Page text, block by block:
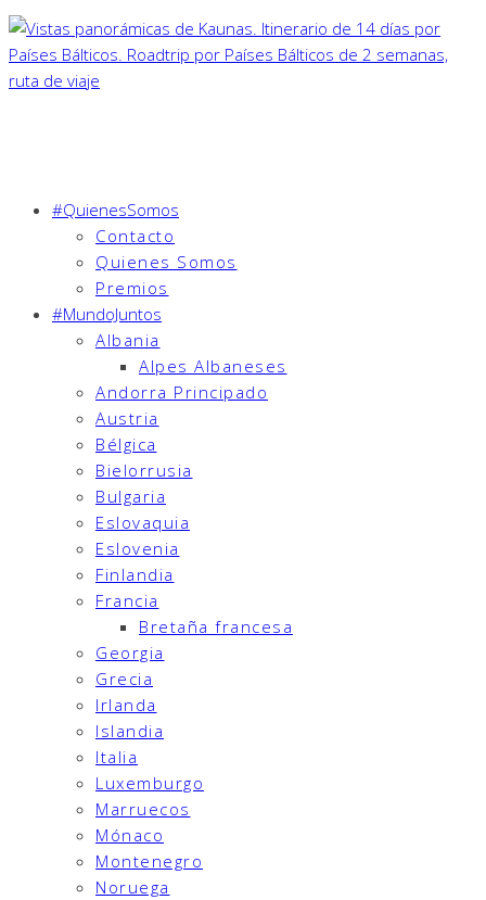
#QuienesSomos
Contacto
Quienes Somos
Premios
#MundoJuntos
Albania
Alpes Albaneses
Andorra Principado
Austria
Bélgica
Bielorrusia
Bulgaria
Eslovaquia
Eslovenia
Finlandia
Francia
Bretaña francesa
Georgia
Grecia
Irlanda
Islandia
Italia
Luxemburgo
Marruecos
Mónaco
Montenegro
Noruega